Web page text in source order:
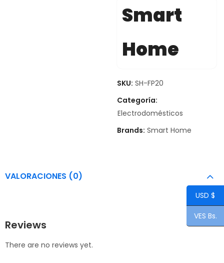
Smart
Home
SKU: SH-FP20
Categoría:
Electrodomésticos
Brands: Smart Home
VALORACIONES (0)
Reviews
There are no reviews yet.
USD $
VES Bs.